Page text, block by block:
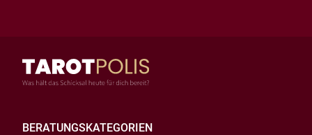
BERATUNGSKATEGORIEN